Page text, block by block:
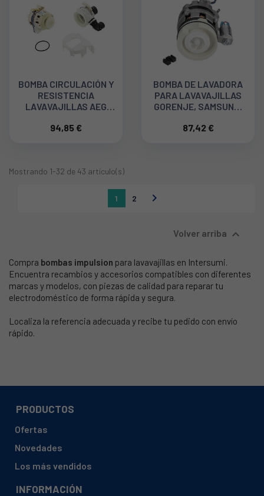
BOMBA CIRCULACIÓN Y
RESISTENCIA
LAVAVAJILLAS AEG
94,85 €
BOMBA DE LAVADORA
PARA LAVAVAJILLAS
GORENJE, SAMSUNG,
87,42 €
Mostrando 1-32 de 43 artículo(s)
1 2 
Volver arriba 
Compra bombas impulsion para lavavajillas en Intersumi.
Encuentra recambios y accesorios compatibles con diferentes
marcas y modelos, con piezas de calidad para reparar tu
electrodoméstico de forma rápida y segura.
Localiza la referencia adecuada y recibe tu pedido con envío
rápido.
PRODUCTOS
Ofertas
Novedades
Los más vendidos
INFORMACIÓN